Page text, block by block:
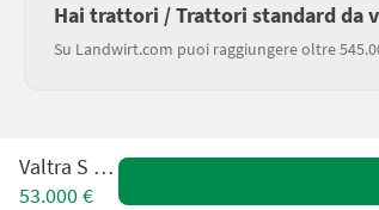
Hai trattori / Trattori standard da
Su Landwirt.com puoi raggiungere oltre
Valtra S 294
53.000 €